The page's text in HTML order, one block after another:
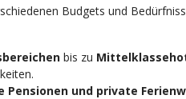
Budgets und
bis zu
Pensionen und private